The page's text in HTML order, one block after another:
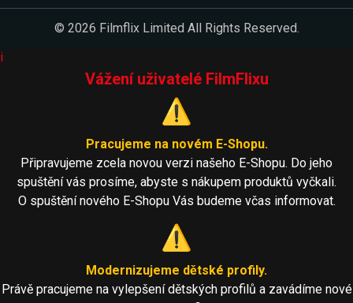
© 2026 Filmflix Limited All Rights Reserved.
i
Vážení uživatelé FilmFlixu
⚠️
Pracujeme na novém E-Shopu.
Připravujeme zcela novou verzi našeho E-Shopu. Do jeho
spuštění vás prosíme, abyste s nákupem produktů vyčkali.
O spuštění nového E-Shopu Vás budeme včas informovat.
⚠️
Modernizujeme dětské profily.
Právě pracujeme na vylepšení dětských profilů a zavádíme nové